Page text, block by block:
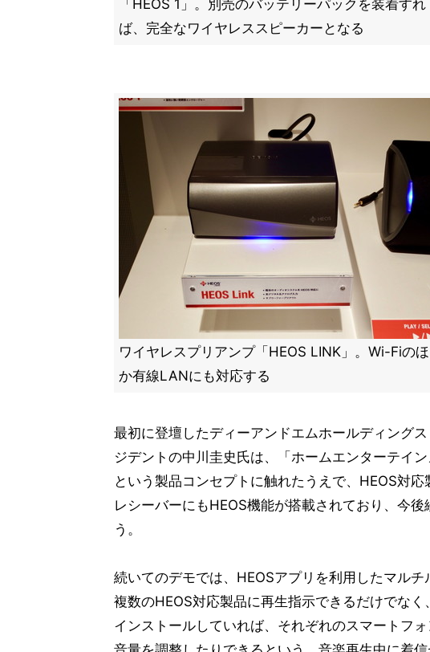
「HEOS 1」。別売のバッテリーパックを装着すれ
ば、完全なワイヤレススピーカーとなる
ワイヤレスプリアンプ「HEOS LINK」。Wi-Fiのほ
か有線LANにも対応する
最初に登壇したディーアンドエムホールディング
ジデントの中川圭史氏は、「ホームエンターテイ
という製品コンセプトに触れたうえで、HEOS対
レシーバーにもHEOS機能が搭載されており、今
う。
続いてのデモでは、HEOSアプリを利用したマル
複数のHEOS対応製品に再生指示できるだけでな
インストールしていれば、それぞれのスマートフ